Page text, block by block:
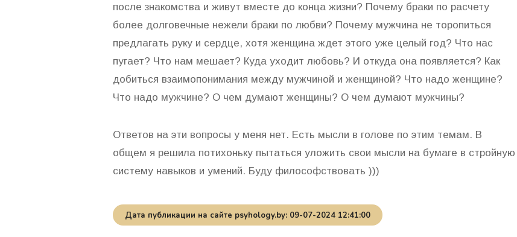
после знакомства и живут вместе до конца жизни? Почему браки по расчету
более долговечные нежели браки по любви? Почему мужчина не торопиться
предлагать руку и сердце, хотя женщина ждет этого уже целый год? Что нас
пугает? Что нам мешает? Куда уходит любовь? И откуда она появляется? Как
добиться взаимопонимания между мужчиной и женщиной? Что надо женщине?
Что надо мужчине? О чем думают женщины? О чем думают мужчины?
Ответов на эти вопросы у меня нет. Есть мысли в голове по этим темам. В
общем я решила потихоньку пытаться уложить свои мысли на бумаге в стройную
систему навыков и умений. Буду философствовать )))
Дата публикации на сайте psyhology.by: 09-07-2024 12:41:00